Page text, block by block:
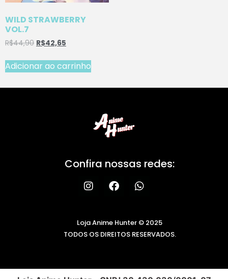
WILD STRAWBERRY
VOL.7
R$44,90 R$42,65
Adicionar ao carrinho
Confira nossas redes:
Loja Anime Hunter © 2025
TODOS OS DIREITOS RESERVADOS.